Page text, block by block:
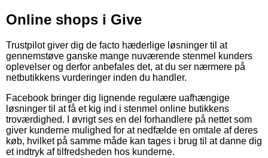
Online shops i Give
Trustpilot giver dig de facto hæderlige løsninger til at
gennemstøve ganske mange nuværende stenmel kunders
oplevelser og derfor anbefales det, at du ser nærmere på
netbutikkens vurderinger inden du handler.
Facebook bringer dig lignende regulære uafhængige
løsninger til at få et kig ind i stenmel online butikkens
troværdighed. I øvrigt ses en del forhandlere på nettet som
giver kunderne mulighed for at nedfælde en omtale af deres
køb, hvilket på samme måde kan tages i brug til at danne dig
et indtryk af tilfredsheden hos kunderne.